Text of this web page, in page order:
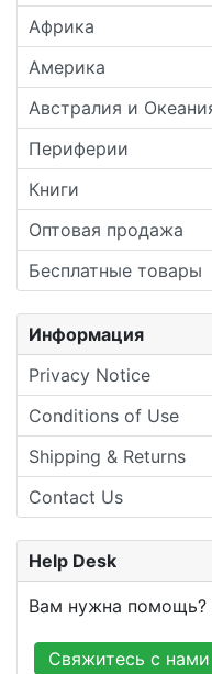
Африка
Америка
Австралия и
Периферии
Книги
Оптовая продажа
Бесплатные товары
Информация
Privacy Notice
Conditions of Use
Shipping & Returns
Contact Us
Help Desk
Вам нужна помощь?
Свяжитесь с нами